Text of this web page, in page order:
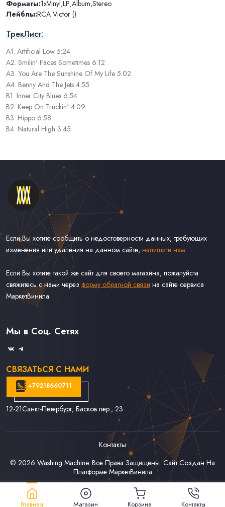
Форматы:1xVinyl,LP,Album,Stereo
Лейблы:RCA Victor ()
ТрекЛист:
A1. Artificial Low 5:24
A2. Smilin' Faces Sometimes 6:12
A3. You Are The Sunshine Of My Life 5:02
A4. Benny And The Jets 4:55
B1. Inner City Blues 6:54
B2. Keep On Truckin' 4:09
B3. Hippo 6:58
B4. Natural High 3:45
Если Вы хотите сообщить о недостоверности данных, требующих
изменения или удаления на данном сайте, напишите нам.
Если Вы хотите такой же сайт для своего магазина, пожалуйста
свяжитесь с нами через форму обратной связи на сайте сервиса
МаркетВинила.
Каталог Винила, CD и Кассет
Доставка и Оплата
Связаться С Нами
Мы в Соц. Сетях
СВЯЗАТЬСЯ С НАМИ
+79218660711
12-21Санкт-Петербург, Басков пер., 23
Контакты
© 2026 Washing Machine. Все Права Защищены. Сайт Создан На
Платформе МаркетВинила
Главная Магазин Корзина Контакты